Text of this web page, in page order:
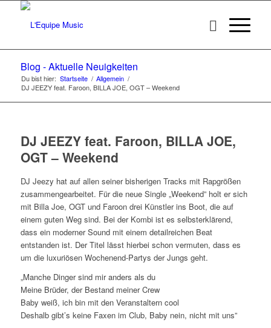
Blog - Aktuelle Neuigkeiten
Du bist hier: Startseite / Allgemein /
DJ JEEZY feat. Faroon, BILLA JOE, OGT – Weekend
DJ JEEZY feat. Faroon, BILLA JOE,
OGT – Weekend
DJ Jeezy hat auf allen seiner bisherigen Tracks mit Rapgrößen
zusammengearbeitet. Für die neue Single „Weekend” holt er sich
mit Billa Joe, OGT und Faroon drei Künstler ins Boot, die auf
einem guten Weg sind. Bei der Kombi ist es selbsterklärend,
dass ein moderner Sound mit einem detailreichen Beat
entstanden ist. Der Titel lässt hierbei schon vermuten, dass es
um die luxuriösen Wochenend-Partys der Jungs geht.
„Manche Dinger sind mir anders als du
Meine Brüder, der Bestand meiner Crew
Baby weiß, ich bin mit den Veranstaltern cool
Deshalb gibt’s keine Faxen im Club, Baby nein, nicht mit uns”